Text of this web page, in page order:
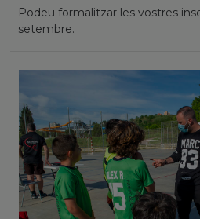
Podeu formalitzar les vostres
setembre.